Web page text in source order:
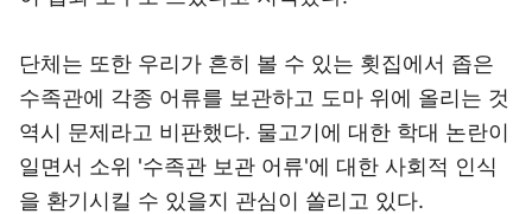
단체는 또한 우리가 흔히 볼 수 있는 횟집에서 좁은
수족관에 각종 어류를 보관하고 도마 위에 올리는 것
역시 문제라고 비판했다. 물고기에 대한 학대 논란이
일면서 소위 '수족관 보관 어류'에 대한 사회적 인식
을 환기시킬 수 있을지 관심이 쏠리고 있다.